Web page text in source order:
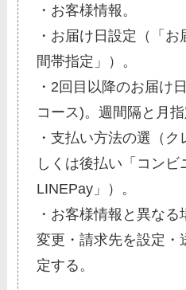
・お客様情報。
・お届け日設定（「
間帯指定」）。
・2回目以降のお届け
コース)。週間隔と月指
・支払い方法の選（
しくは後払い「コンビ
LINEPay」）。
・お客様情報と異な
変更・請求先を設定・
定する。